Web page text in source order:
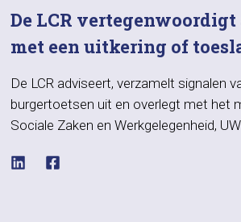
De LCR
met een uitkering of
De LCR adviseert, verzamelt signalen
burgertoetsen uit en overlegt met het
Sociale Zaken en Werkgelegenheid,